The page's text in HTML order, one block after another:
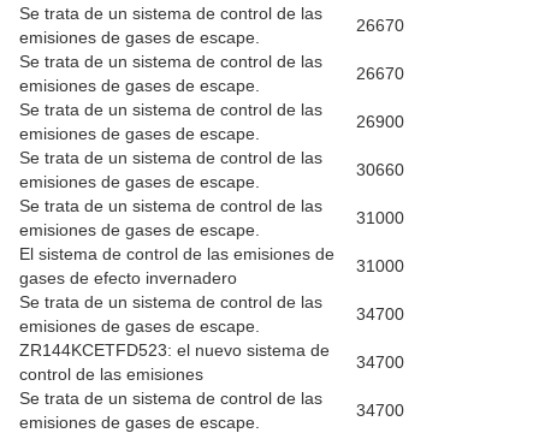
Se trata de un sistema de control de las
emisiones de gases de escape.
26670
Se trata de un sistema de control de las
emisiones de gases de escape.
26670
Se trata de un sistema de control de las
emisiones de gases de escape.
26900
Se trata de un sistema de control de las
emisiones de gases de escape.
30660
Se trata de un sistema de control de las
emisiones de gases de escape.
31000
El sistema de control de las emisiones de
gases de efecto invernadero
31000
Se trata de un sistema de control de las
emisiones de gases de escape.
34700
ZR144KCETFD523: el nuevo sistema de
control de las emisiones
34700
Se trata de un sistema de control de las
emisiones de gases de escape.
34700